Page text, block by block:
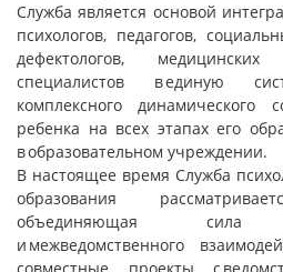
Служба является основой
психологов, педагогов,
дефектологов,
специалистов в единую
комплексного динамического
ребенка на всех этапах его
в образовательном учреждении.
В настоящее время Служба
образования
объединяющая сила
и межведомственного